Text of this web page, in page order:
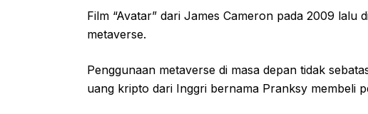
Film “Avatar” dari James Cameron pada 2009 lalu
metaverse.
Penggunaan metaverse di masa depan tidak
uang kripto dari Inggri bernama Pranksy membeli